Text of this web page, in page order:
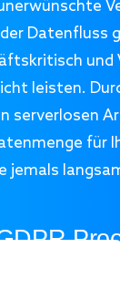
Datenfluss
und
leisten.
serverlosen
für
jemals